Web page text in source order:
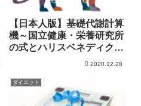
【日本人版】基礎代謝計算
機～国立健康・栄養研究所
の式とハリスベネディクト
2020.12.28
ダイエット